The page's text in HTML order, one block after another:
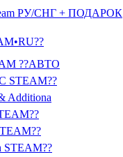
РУ/СНГ + ПОДАРОК
??АВТО
STEAM??
Additiona
STEAM??